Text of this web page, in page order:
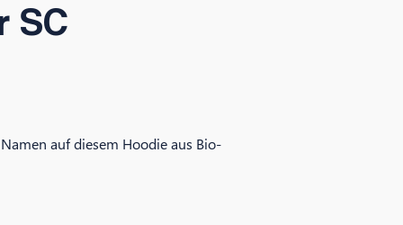
SC
auf diesem Hoodie aus Bio-